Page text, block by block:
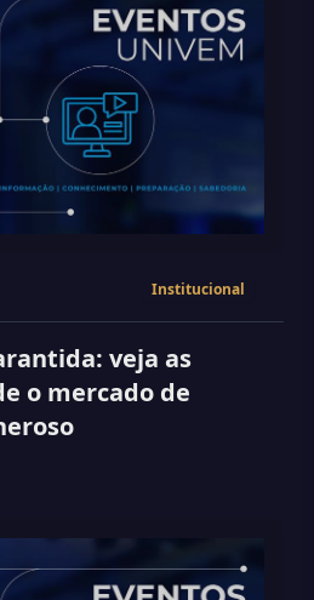
Institucional
veja as
o mercado de